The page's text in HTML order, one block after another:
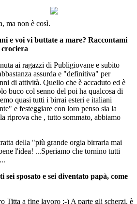
ma non è così.
e voi vi buttate a mare? Raccontami
crociera
ai ragazzi di Publigiovane e subito
assurda e "definitiva" per
di attività. Quello che è accaduto ed è
buco col senno del poi ha qualcosa di
quasi tutti i birrai esteri e italiani
e festeggiare con loro penso sia la
riprova che , tutto sommato, abbiamo
della "più grande orgia birraria mai
l'idea! ...Speriamo che tornino tutti
sei sposato e sei diventato papà, come
Titta a fine lavoro ;-) A parte gli scherzi, è